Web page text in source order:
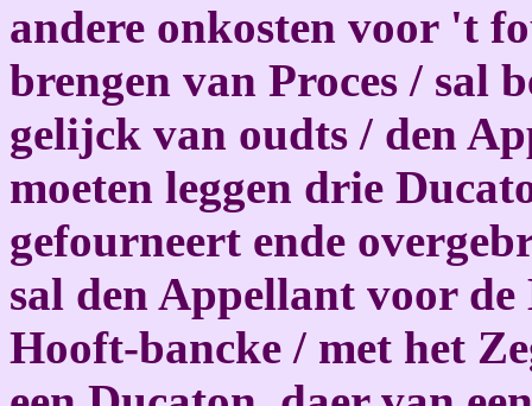
andere onkosten voor 't
brengen van Proces / sal
gelijck van oudts / den
moeten leggen drie
gefourneert ende
sal den Appellant voor
Hooft-bancke / met het